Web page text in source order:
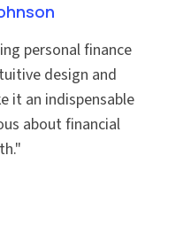
personal finance
design and
it an indispensable
about financial
"